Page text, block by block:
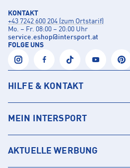
KONTAKT
+43 7242 600 204 (zum Ortstarif)
Mo. – Fr. 08:00 – 20:00 Uhr
service.eshop@intersport.at
FOLGE UNS
HILFE & KONTAKT
MEIN INTERSPORT
AKTUELLE WERBUNG